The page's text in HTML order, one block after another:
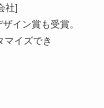
社]
イン賞も受賞。
マイズでき